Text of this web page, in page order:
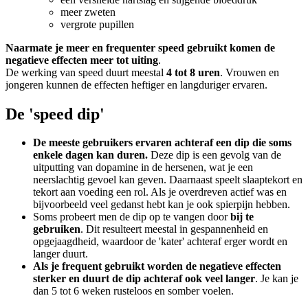
meer zweten
vergrote pupillen
Naarmate je meer en frequenter speed gebruikt komen de
negatieve effecten meer tot uiting.
De werking van speed duurt meestal 4 tot 8 uren. Vrouwen en
jongeren kunnen de effecten heftiger en langduriger ervaren.
De 'speed dip'
De meeste gebruikers ervaren achteraf een dip die soms
enkele dagen kan duren. Deze dip is een gevolg van de
uitputting van dopamine in de hersenen, wat je een
neerslachtig gevoel kan geven. Daarnaast speelt slaaptekort en
tekort aan voeding een rol. Als je overdreven actief was en
bijvoorbeeld veel gedanst hebt kan je ook spierpijn hebben.
Soms probeert men de dip op te vangen doorbij te
gebruiken. Dit resulteert meestal in gespannenheid en
opgejaagdheid, waardoor de 'kater' achteraf erger wordt en
langer duurt.
Als je frequent gebruikt worden de negatieve effecten
sterker en duurt de dip achteraf ook veel langer. Je kan je
dan 5 tot 6 weken rusteloos en somber voelen.